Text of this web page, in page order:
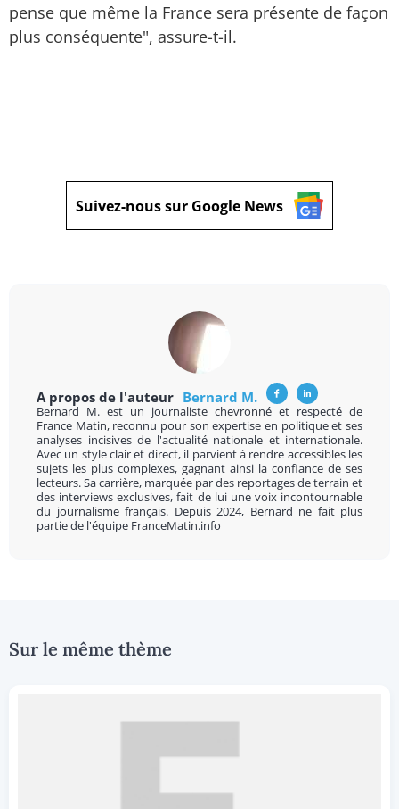
pense que même la France sera présente de façon
plus conséquente", assure-t-il.
Suivez-nous sur Google News
A propos de l'auteur Bernard M.
Bernard M. est un journaliste chevronné et respecté de
France Matin, reconnu pour son expertise en politique et ses
analyses incisives de l'actualité nationale et internationale.
Avec un style clair et direct, il parvient à rendre accessibles les
sujets les plus complexes, gagnant ainsi la confiance de ses
lecteurs. Sa carrière, marquée par des reportages de terrain et
des interviews exclusives, fait de lui une voix incontournable
du journalisme français. Depuis 2024, Bernard ne fait plus
partie de l'équipe FranceMatin.info
Sur le même thème